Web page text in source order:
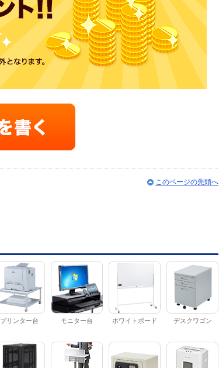
このページの先頭へ
プリンター台 モニター台 ホワイトボード デスクワゴン